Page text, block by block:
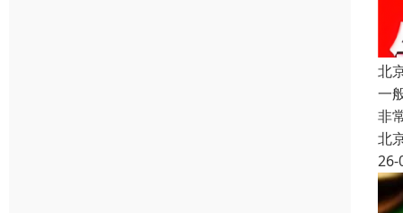
北
一
非
北
26-